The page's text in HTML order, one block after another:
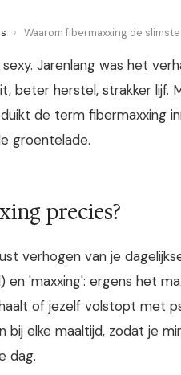
› Waarom fibermaxxing de
Jarenlang was het
beter herstel, strakker
de term fibermaxxing
groentelade.
precies?
verhogen van je
en 'maxxing': ergens het
of jezelf volstopt met
bij elke maaltijd, zodat je
dag.